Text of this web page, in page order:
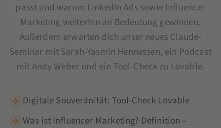
passt und warum LinkedIn Ads sowie Influencer
Marketing weiterhin an Bedeutung gewinnen.
Außerdem erwarten dich unser neues Claude-
Seminar mit Sarah-Yasmin Hennessen, ein Podcast
mit Andy Weber und ein Tool-Check zu Lovable.
Digitale Souveränität: Tool-Check Lovable
Was ist Influencer Marketing? Definition –